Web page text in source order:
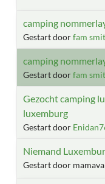
camping
Gestart doorfam
camping
Gestart doorfam
Gezocht camping
luxemburg
Gestart door
Niemand
Gestart door